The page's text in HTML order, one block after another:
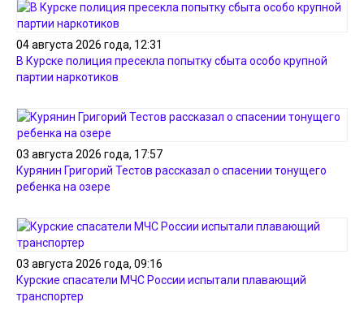
04 августа 2026 года, 12:31
В Курске полиция пресекла попытку сбыта особо крупной
партии наркотиков
03 августа 2026 года, 17:57
Курянин Григорий Тестов рассказал о спасении тонущего
ребенка на озере
03 августа 2026 года, 09:16
Курские спасатели МЧС России испытали плавающий
транспортер